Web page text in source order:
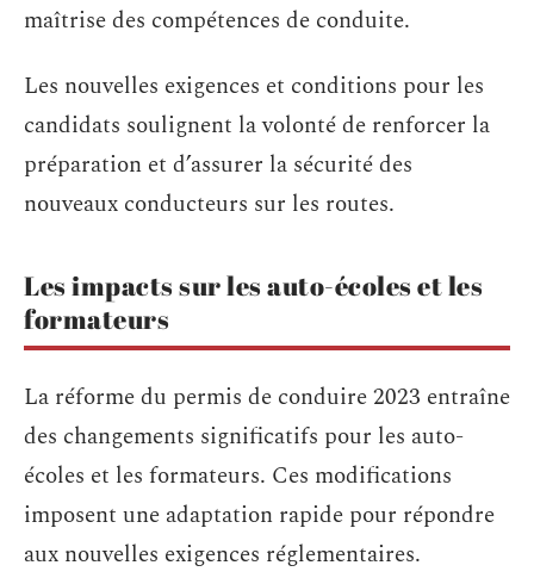
maîtrise des compétences de conduite.
Les nouvelles exigences et conditions pour les
candidats soulignent la volonté de renforcer la
préparation et d’assurer la sécurité des
nouveaux conducteurs sur les routes.
Les impacts sur les auto-écoles et les
formateurs
La réforme du permis de conduire 2023 entraîne
des changements significatifs pour les auto-
écoles et les formateurs. Ces modifications
imposent une adaptation rapide pour répondre
aux nouvelles exigences réglementaires.